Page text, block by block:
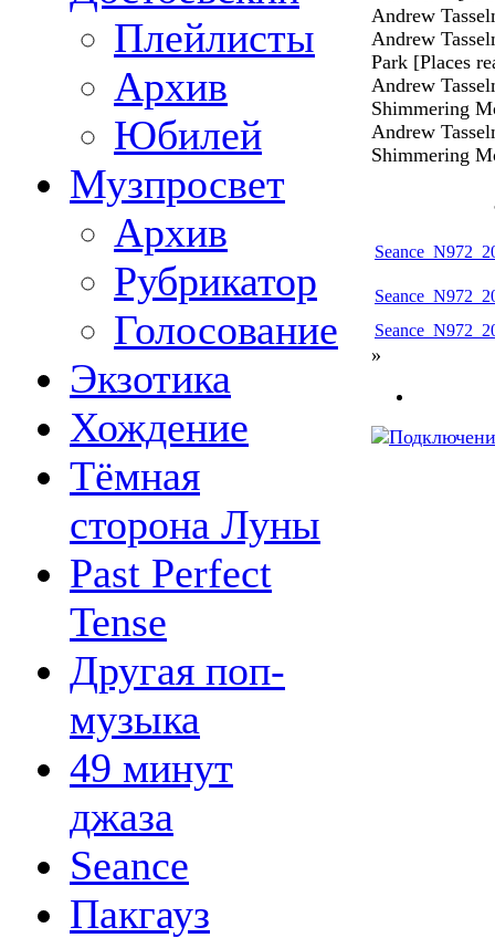
Плейлисты
Архив
Юбилей
Музпросвет
Архив
Рубрикатор
Голосование
Экзотика
Хождение
Тёмная
сторона Луны
Past Perfect
Tense
Другая поп-
музыка
49 минут
джаза
Seance
Пакгауз
Andrew
Andrew
Park [Places
Andrew
Shimmering
Andrew
Shimmering
»